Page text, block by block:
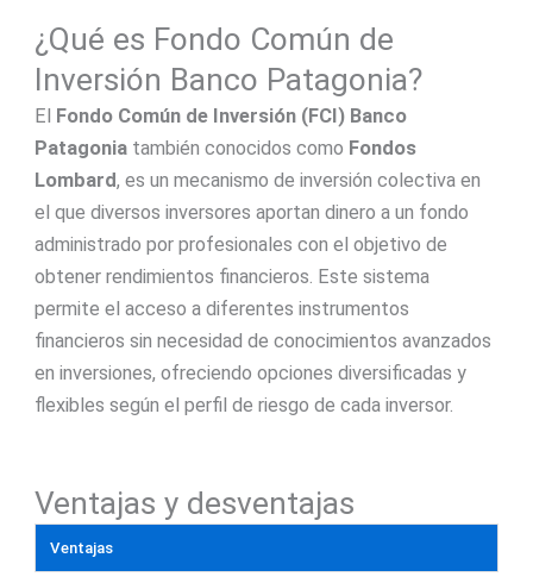
¿Qué es Fondo Común de
Inversión Banco Patagonia?
El Fondo Común de Inversión (FCI) Banco
Patagoniatambién conocidos como Fondos
Lombard, es un mecanismo de inversión colectiva en
el que diversos inversores aportan dinero a un fondo
administrado por profesionales con el objetivo de
obtener rendimientos financieros. Este sistema
permite el acceso a diferentes instrumentos
financieros sin necesidad de conocimientos avanzados
en inversiones, ofreciendo opciones diversificadas y
flexibles según el perfil de riesgo de cada inversor.
Ventajas y desventajas
Ventajas